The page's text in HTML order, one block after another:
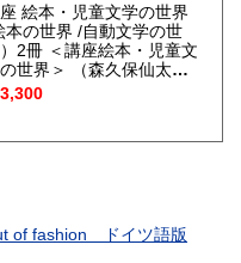
絵本・児童文学の世界
本の世界 /自動文学の世
2冊 ＜講座絵本・児童文
世界＞
（森久保仙太郎,
社編集部 編）
of fashion ドイツ語版